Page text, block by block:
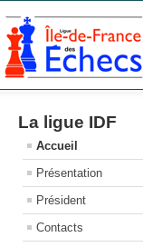
La ligue IDF
Accueil
Présentation
Président
Contacts